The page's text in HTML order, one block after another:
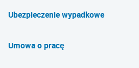
Ubezpieczenie wypadkowe
Umowa o pracę